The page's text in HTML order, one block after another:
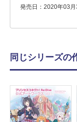
発売日：2020年03月
同じシリーズの